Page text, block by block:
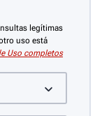
legítimas
uso está
Uso completos